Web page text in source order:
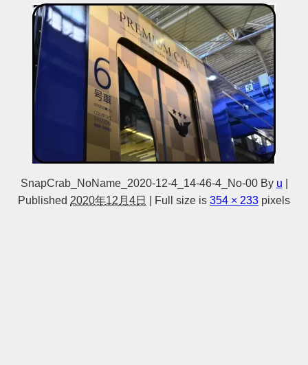
SnapCrab_NoName_2020-12-4_14-46-4_No-00 By u
Published 2020年12月4日 Full size is 354 × 233 pixels